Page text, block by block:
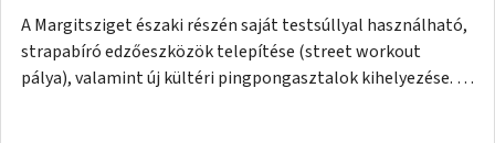
A Margitsziget északi részén saját testsúllyal használható,
strapabíró edzőeszközök telepítése (street workout
pálya), valamint új kültéri pingpongasztalok kihelyezése. A